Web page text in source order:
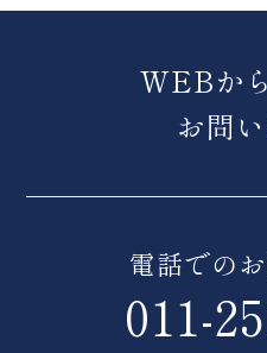
WEBか
お問
電話での
011-